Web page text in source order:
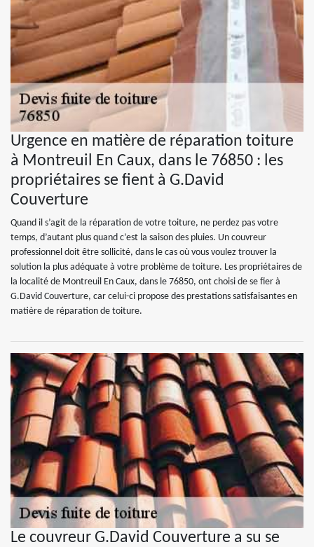
Urgence en matière de réparation toiture
à Montreuil En Caux, dans le 76850 : les
propriétaires se fient à G.David
Couverture
Quand il s’agit de la réparation de votre toiture, ne perdez pas votre
temps, d’autant plus quand c’est la saison des pluies. Un couvreur
professionnel doit être sollicité, dans le cas où vous voulez trouver la
solution la plus adéquate à votre problème de toiture. Les propriétaires de
la localité de Montreuil En Caux, dans le 76850, ont choisi de se fier à
G.David Couverture, car celui-ci propose des prestations satisfaisantes en
matière de réparation de toiture.
Le couvreur G.David Couverture a su se